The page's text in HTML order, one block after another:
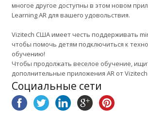
многое другое доступны в этом новом
Learning AR для вашего удовольствия.
Vizitech США имеет честь поддерживать
чтобы помочь детям подключиться к
обучению!
Чтобы продолжать веселое обучение,
дополнительные приложения AR от Vizitech
Социальные сети